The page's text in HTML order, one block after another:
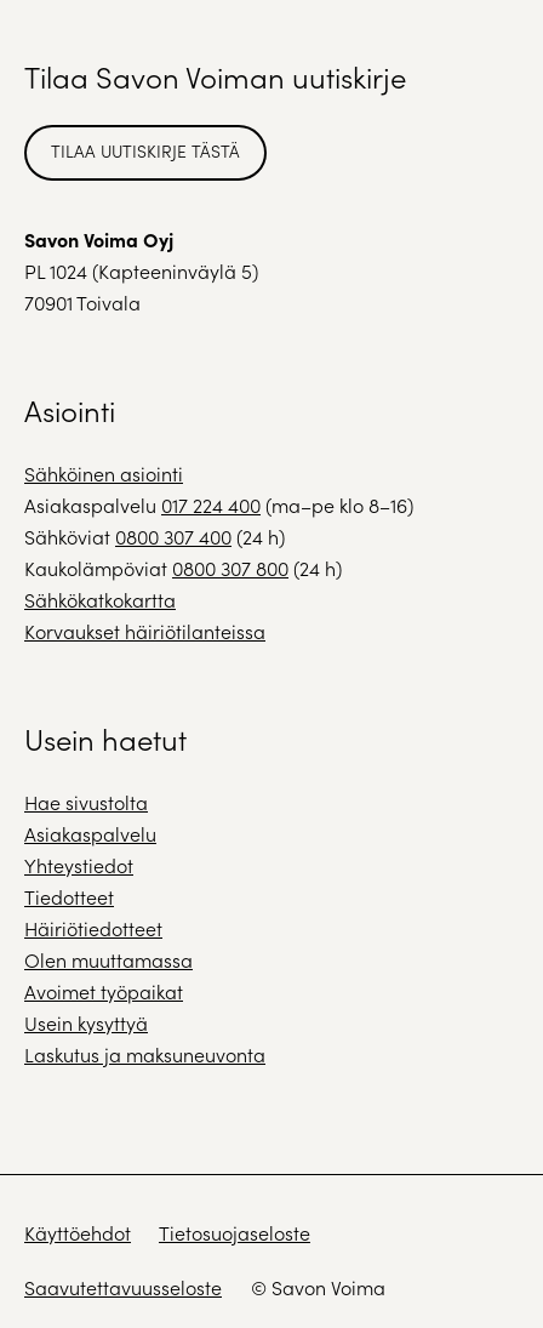
Tilaa Savon Voiman uutiskirje
TILAA UUTISKIRJE TÄSTÄ
Savon Voima Oyj
PL 1024 (Kapteeninväylä 5)
70901 Toivala
Asiointi
Sähköinen asiointi
Asiakaspalvelu 017 224 400(ma–pe klo 8–16)
Sähköviat 0800 307 400(24 h)
Kaukolämpöviat 0800 307 800(24 h)
Sähkökatkokartta
Korvaukset häiriötilanteissa
Usein haetut
Hae sivustolta
Asiakaspalvelu
Yhteystiedot
Tiedotteet
Häiriötiedotteet
Olen muuttamassa
Avoimet työpaikat
Usein kysyttyä
Laskutus ja maksuneuvonta
Käyttöehdot Tietosuojaseloste
Saavutettavuusseloste © Savon Voima